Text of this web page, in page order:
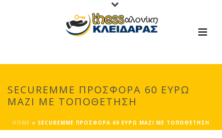
SECUREMME ΠΡΟΣΦΟΡΑ 60 ΕΥΡΩ
ΜΑΖΙ ΜΕ ΤΟΠΟΘΕΤΗΣΗ
HOME » SECUREMME ΠΡΟΣΦΟΡΑ 60 ΕΥΡΩ ΜΑΖΙ ΜΕ ΤΟΠΟΘΕΤΗΣΗ